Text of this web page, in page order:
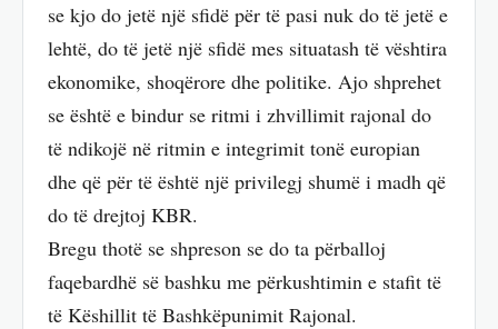
se kjo do jetë një sfidë për të pasi nuk do të jetë e
lehtë, do të jetë një sfidë mes situatash të vështira
ekonomike, shoqërore dhe politike. Ajo shprehet
se është e bindur se ritmi i zhvillimit rajonal do
të ndikojë në ritmin e integrimit tonë europian
dhe që për të është një privilegj shumë i madh që
do të drejtoj KBR.
Bregu thotë se shpreson se do ta përballoj
faqebardhë së bashku me përkushtimin e stafit të
të Këshillit të Bashkëpunimit Rajonal.